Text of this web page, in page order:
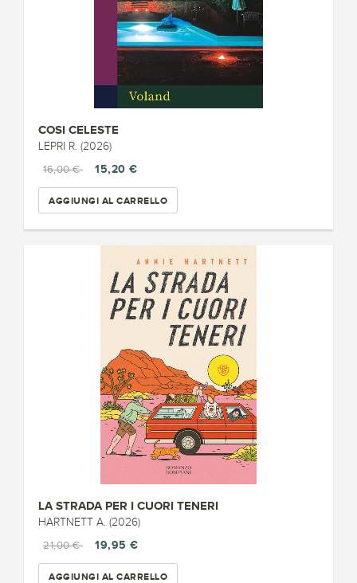
COSI CELESTE
LEPRI R. (2026)
16,00 €
15,20 €
AGGIUNGI AL CARRELLO
LA STRADA PER I CUORI TENERI
HARTNETT A. (2026)
21,00 €
19,95 €
AGGIUNGI AL CARRELLO